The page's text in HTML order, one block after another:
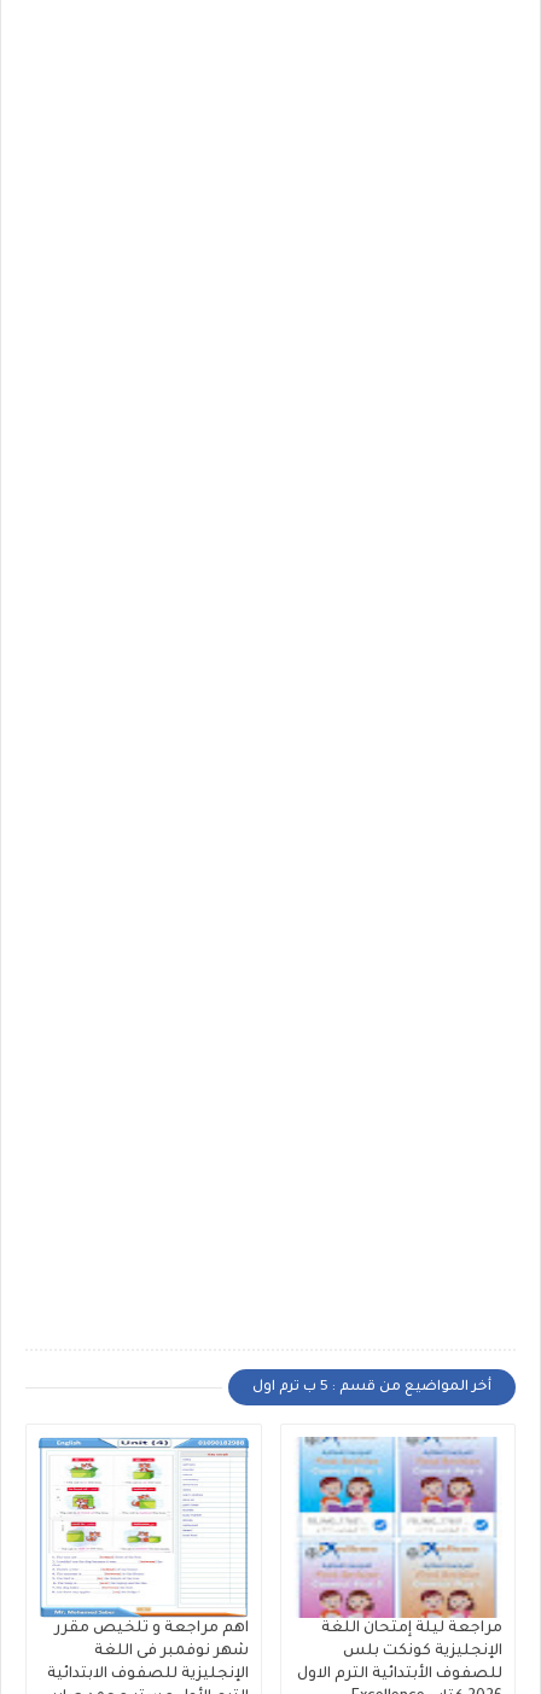
أخر المواضيع من قسم : 5 ب ترم اول
مراجعة ليلة إمتحان اللغة
الإنجليزية كونكت بلس
للصفوف الأبتدائية الترم الاول
اهم مراجعة و تلخيص مقرر
شهر نوفمبر فى اللغة
الإنجليزية للصفوف الابتدائية